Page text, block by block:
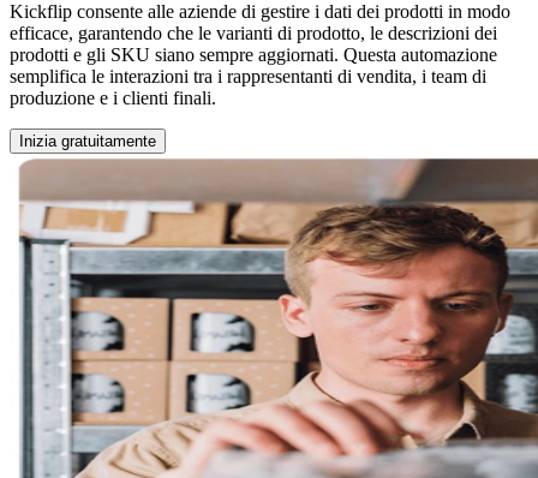
Kickflip consente alle aziende di gestire i dati dei prodotti in modo
efficace, garantendo che le varianti di prodotto, le descrizioni dei
prodotti e gli SKU siano sempre aggiornati. Questa automazione
semplifica le interazioni tra i rappresentanti di vendita, i team di
produzione e i clienti finali.
Inizia gratuitamente